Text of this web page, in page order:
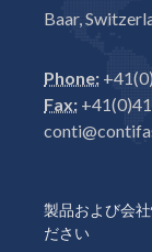
Baar,
Phone:
Fax:
製品および会
ださい